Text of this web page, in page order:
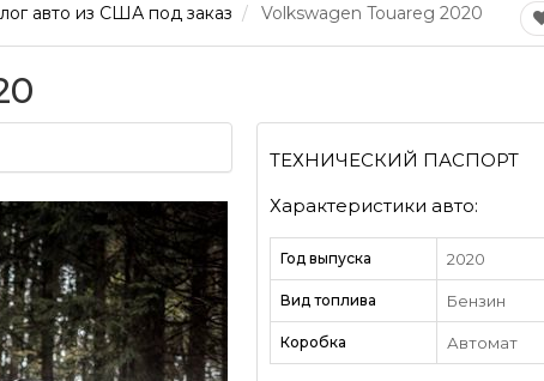
авто из США под заказ Volkswagen Touareg 2020
ТЕХНИЧЕСКИЙ ПАСПОРТ
Характеристики авто:
Год выпуска 2020
Вид топлива Бензин
Коробка Автомат